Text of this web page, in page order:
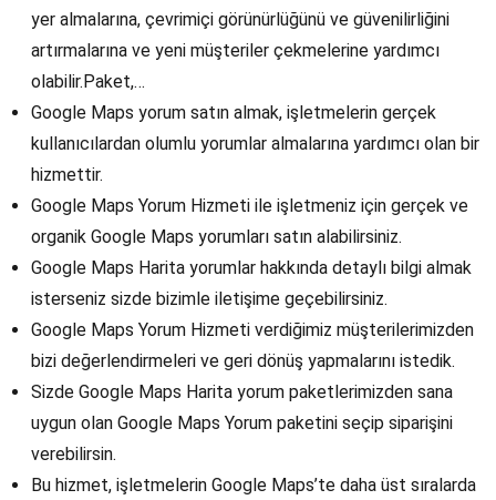
yer almalarına, çevrimiçi görünürlüğünü ve güvenilirliğini
artırmalarına ve yeni müşteriler çekmelerine yardımcı
olabilir.Paket,…
Google Maps yorum satın almak, işletmelerin gerçek
kullanıcılardan olumlu yorumlar almalarına yardımcı olan bir
hizmettir.
Google Maps Yorum Hizmeti ile işletmeniz için gerçek ve
organik Google Maps yorumları satın alabilirsiniz.
Google Maps Harita yorumlar hakkında detaylı bilgi almak
isterseniz sizde bizimle iletişime geçebilirsiniz.
Google Maps Yorum Hizmeti verdiğimiz müşterilerimizden
bizi değerlendirmeleri ve geri dönüş yapmalarını istedik.
Sizde Google Maps Harita yorum paketlerimizden sana
uygun olan Google Maps Yorum paketini seçip siparişini
verebilirsin.
Bu hizmet, işletmelerin Google Maps’te daha üst sıralarda